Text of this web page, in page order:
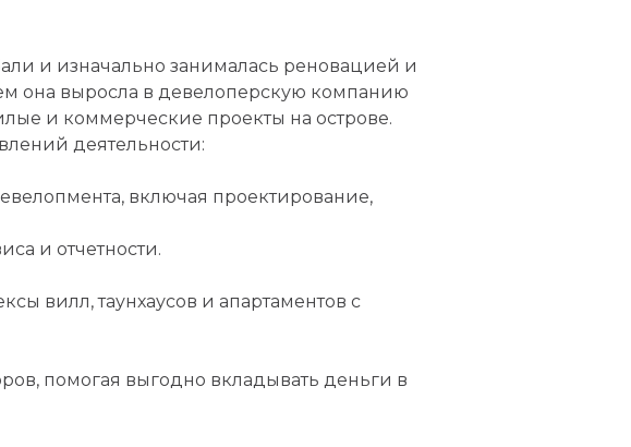
и изначально занималась реновацией и
она выросла в девелоперскую компанию
и коммерческие проекты на острове.
деятельности:
включая проектирование,
и отчетности.
вилл, таунхаусов и апартаментов с
помогая выгодно вкладывать деньги в